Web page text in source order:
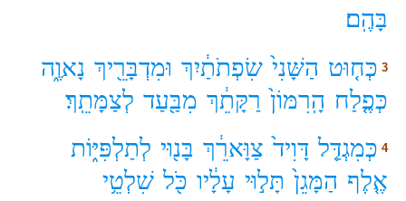
בָּהֶֽם׃
3 כְּח֤וּט הַשָּׁנִי֙ שִׂפְתֹתַ֔יִךְ וּמִדְבָּרֵ֖יךְ נָאוֶ֑ה
כְּפֶ֤לַח הָֽרִמּוֹן֙ רַקָּתֵ֔ךְ מִבַּ֖עַד לְצַמָּתֵֽךְ׃
4 כְּמִגְדַּ֤ל דָּוִיד֙ צַוָּארֵ֔ךְ בָּנ֖וּי לְתַלְפִּיּ֑וֹת
אֶ֤לֶף הַמָּגֵן֙ תָּל֣וּי עָלָ֔יו כֹּ֖ל שִׁלְטֵ֥י